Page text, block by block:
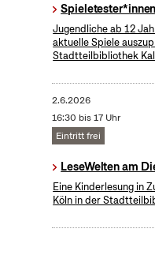
Spieletester*innen
Jugendliche ab 12
aktuelle Spiele
Stadtteilbibliothek
2.6.2026
16:30 bis 17 Uhr
Eintritt frei
LeseWelten am
Eine Kinderlesung in
Köln in der